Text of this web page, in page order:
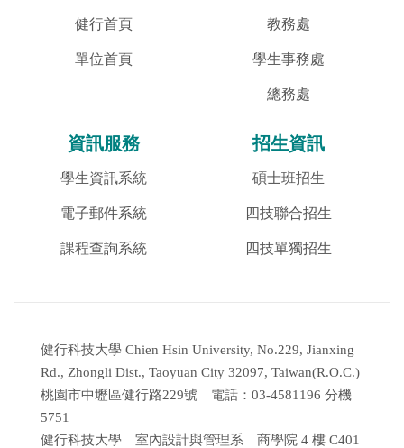
健行首頁
單位首頁
教務處
學生事務處
總務處
資訊服務
學生資訊系統
電子郵件系統
課程查詢系統
招生資訊
碩士班招生
四技聯合招生
四技單獨招生
健行科技大學 Chien Hsin University, No.229, Jianxing
Rd., Zhongli Dist., Taoyuan City 32097, Taiwan(R.O.C.)
桃園市中壢區健行路229號 電話：03-4581196 分機
5751
健行科技大學 室內設計與管理系 商學院 4 樓 C401